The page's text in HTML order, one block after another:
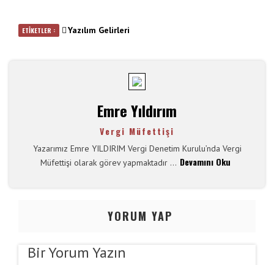
ETİKETLER : Yazılım Gelirleri
Emre Yıldırım
Vergi Müfettişi
Yazarımız Emre YILDIRIM Vergi Denetim Kurulu’nda Vergi
Müfettişi olarak görev yapmaktadır ... Devamını Oku
YORUM YAP
Bir Yorum Yazın